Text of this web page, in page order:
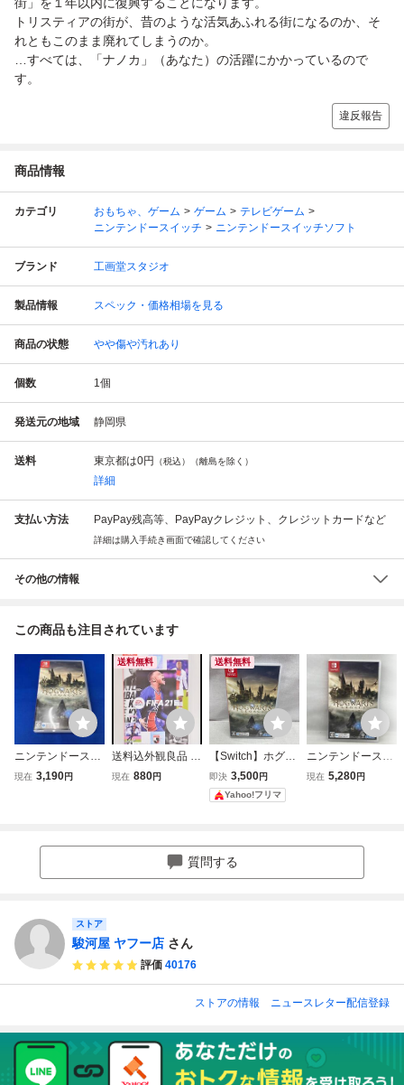
トリスティアの街が、昔のような活気あふれる街になるのか、そ
れともこのまま廃れてしまうのか。
…すべては、「ナノカ」（あなた）の活躍にかかっているので
す。
違反報告
商品情報
カテゴリ おもちゃ、ゲーム ゲーム
テレビゲーム
ニンテンドースイッチ
ニンテンドースイッチソフト
ブランド 工画堂スタジオ
製品情報 スペック・価格相場を見る
商品の状態 やや傷や汚れあり
個数 1個
発送元の地域 静岡県
送料 東京都は0円 （税込）（離島を除く）
詳細
支払い方法 PayPay残高等、PayPayクレジット、クレジットカードなど
詳細は購入手続き画面で確認してください
その他の情報
この商品も注目されています
ニンテンドースイ
ッチ ホグワーツ・
現在 3,190円
送料無料
送料込外観良品 ニ
ンテンドースイッ
プレイ人数1～4人
Nintendo 任天堂
現在 880円
送料無料
【Switch】ホグワ
ーツ・レガシー
[通常版] ニンテン
ドースイッチ ソフ
即決 3,500円
Yahoo!フリマ
ニンテンドースイ
ッチ ホグワーツ・
現在 5,280円
質問する
ストア
駿河屋 ヤフー店 さん
評価 40176
ストアの情報 ニュースレター配信登録